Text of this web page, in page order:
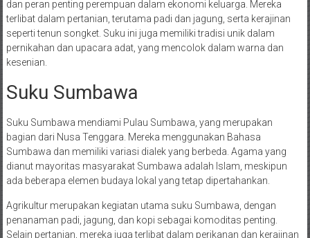
dan peran penting perempuan dalam ekonomi keluarga. Mereka
terlibat dalam pertanian, terutama padi dan jagung, serta kerajinan
seperti tenun songket. Suku ini juga memiliki tradisi unik dalam
pernikahan dan upacara adat, yang mencolok dalam warna dan
kesenian.
Suku Sumbawa
Suku Sumbawa mendiami Pulau Sumbawa, yang merupakan
bagian dari Nusa Tenggara. Mereka menggunakan Bahasa
Sumbawa dan memiliki variasi dialek yang berbeda. Agama yang
dianut mayoritas masyarakat Sumbawa adalah Islam, meskipun
ada beberapa elemen budaya lokal yang tetap dipertahankan.
Agrikultur merupakan kegiatan utama suku Sumbawa, dengan
penanaman padi, jagung, dan kopi sebagai komoditas penting.
Selain pertanian, mereka juga terlibat dalam perikanan dan kerajinan